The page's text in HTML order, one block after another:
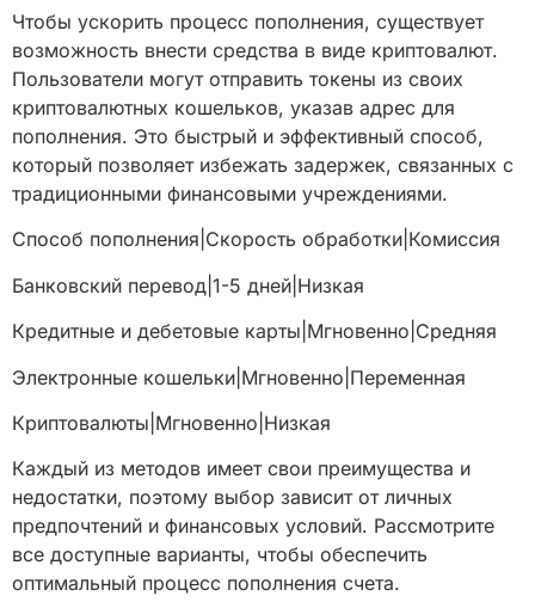
Чтобы ускорить процесс пополнения, существует
возможность внести средства в виде криптовалют.
Пользователи могут отправить токены из своих
криптовалютных кошельков, указав адрес для
пополнения. Это быстрый и эффективный способ,
который позволяет избежать задержек, связанных с
традиционными финансовыми учреждениями.
Способ пополнения|Скорость обработки|Комиссия
Банковский перевод|1-5 дней|Низкая
Кредитные и дебетовые карты|Мгновенно|Средняя
Электронные кошельки|Мгновенно|Переменная
Криптовалюты|Мгновенно|Низкая
Каждый из методов имеет свои преимущества и
недостатки, поэтому выбор зависит от личных
предпочтений и финансовых условий. Рассмотрите
все доступные варианты, чтобы обеспечить
оптимальный процесс пополнения счета.